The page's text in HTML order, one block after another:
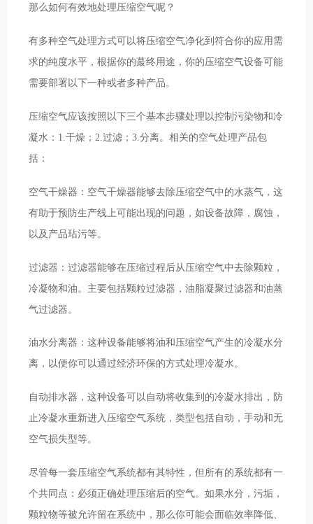
那么如何有效地处理压缩空气呢？
有多种空气处理方式可以将压缩空气净化到符合你的应用需
求的纯度水平，根据你的蕞终用途，你的压缩空气设备可能
需要部署以下一种或者多种产品。
压缩空气应该按照以下三个基本步骤处理以控制污染物和冷
凝水：1.干燥；2.过滤；3.分离。相关的空气处理产品包
括：
空气干燥器：空气干燥器能够去除压缩空气中的水蒸气，这
有助于预防生产线上可能出现的问题，如设备故障，腐蚀，
以及产品玷污等。
过滤器：过滤器能够在压缩过程后从压缩空气中去除颗粒，
冷凝物和油。主要包括颗粒过滤器，油脂凝聚过滤器和油蒸
气过滤器。
油水分离器：这种设备能够将油和压缩空气产生的冷凝水分
离，以便你可以通过经济环保的方式处理冷凝水。
自动排水器，这种设备可以自动将收集到的冷凝水排出，防
止冷凝水重新进入压缩空气系统，类型包括自动，手动和无
空气损失型等。
尽管每一套压缩空气系统都有其特性，但所有的系统都有一
个共同点：必须正确处理压缩后的空气。如果水分，污垢，
颗粒物等被允许留在系统中，那么你可能会面临效率降低、